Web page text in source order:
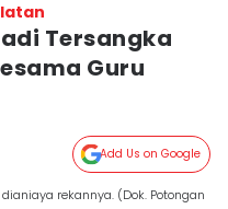
Tersangka
Guru
Add Us on Google
rekannya. (Dok. Potongan